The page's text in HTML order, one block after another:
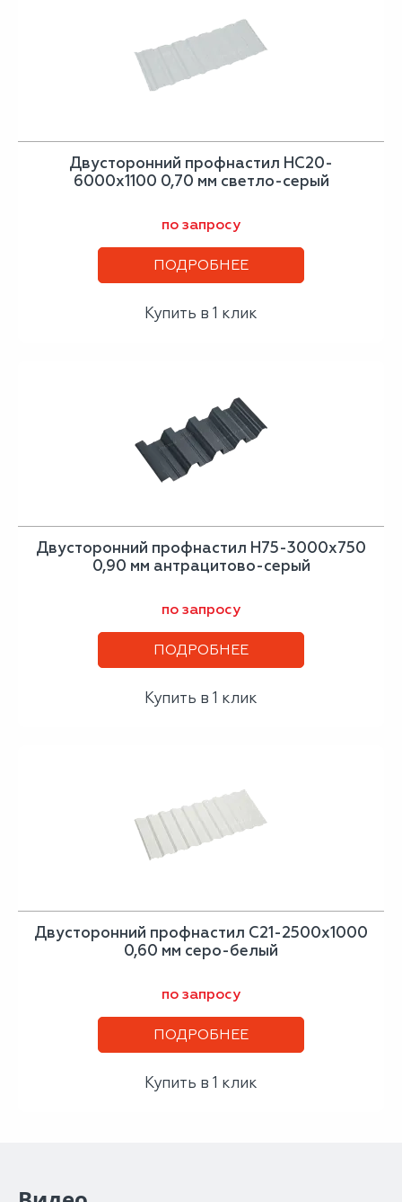
Двусторонний профнастил НС20-
6000х1100 0,70 мм светло-серый
по запросу
ПОДРОБНЕЕ
Купить в 1 клик
Двусторонний профнастил Н75-3000х750
0,90 мм антрацитово-серый
по запросу
ПОДРОБНЕЕ
Купить в 1 клик
Двусторонний профнастил С21-2500х1000
0,60 мм серо-белый
по запросу
ПОДРОБНЕЕ
Купить в 1 клик